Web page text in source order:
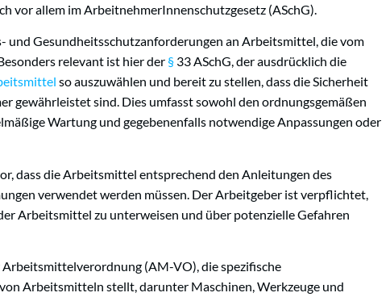
vor allem im ArbeitnehmerInnenschutzgesetz (ASchG).
und Gesundheitsschutzanforderungen an Arbeitsmittel, die vom
relevant ist hier der § 33 ASchG, der ausdrücklich die
so auszuwählen und bereit zu stellen, dass die Sicherheit
gewährleistet sind. Dies umfasst sowohl den ordnungsgemäßen
Wartung und gegebenenfalls notwendige Anpassungen oder
dass die Arbeitsmittel entsprechend den Anleitungen des
verwendet werden müssen. Der Arbeitgeber ist verpflichtet,
Arbeitsmittel zu unterweisen und über potenzielle Gefahren
(AM-VO), die spezifische
Arbeitsmitteln stellt, darunter Maschinen, Werkzeuge und